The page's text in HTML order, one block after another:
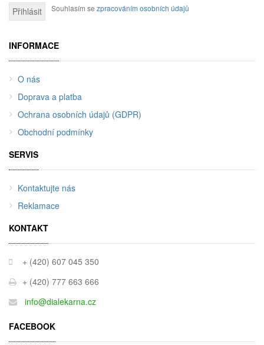
Přihlásit Souhlasím se zpracováním osobních údajů
INFORMACE
O nás
Doprava a platba
Ochrana osobních údajů (GDPR)
Obchodní podmínky
SERVIS
Kontaktujte nás
Reklamace
KONTAKT
+ (420) 607 045 350
+ (420) 777 663 666
info@dialekarna.cz
FACEBOOK